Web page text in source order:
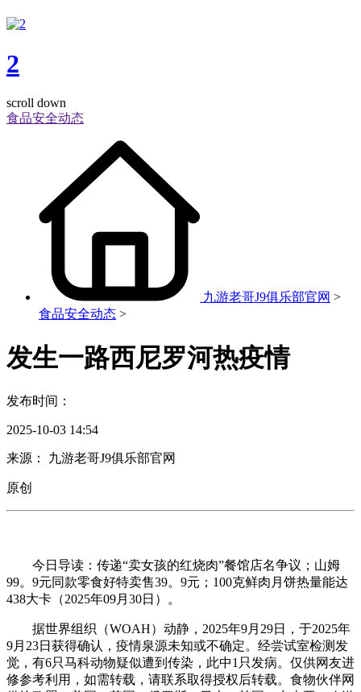
2
scroll down
食品安全动态
九游老哥J9俱乐部官网 >
食品安全动态 >
发生一路西尼罗河热疫情
发布时间：
2025-10-03 14:54
来源： 九游老哥J9俱乐部官网
原创
今日导读：传递“卖女孩的红烧肉”餐馆店名争议；山姆
99。9元同款零食好特卖售39。9元；100克鲜肉月饼热量能达
438大卡（2025年09月30日）。
据世界组织（WOAH）动静，2025年9月29日，于2025年
9月23日获得确认，疫情泉源未知或不确定。经尝试室检测发
觉，有6只马科动物疑似遭到传染，此中1只发病。仅供网友进
修参考利用，如需转载，请联系取得授权后转载。食物伙伴网